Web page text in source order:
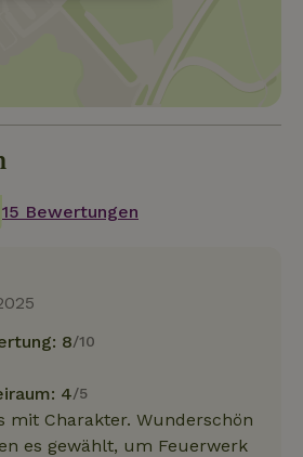
15 Bewertungen
8/10
4/5
mit Charakter. Wunderschön
es gewählt, um Feuerwerk